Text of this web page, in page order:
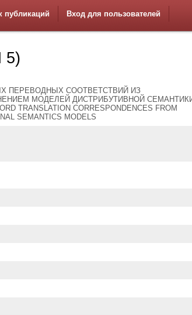
публикаций Вход для пользователей
5)
ПЕРЕВОДНЫХ СООТВЕТСТВИЙ ИЗ
МОДЕЛЕЙ ДИСТРИБУТИВНОЙ
TRANSLATION CORRESPONDENCES FROM
SEMANTICS MODELS